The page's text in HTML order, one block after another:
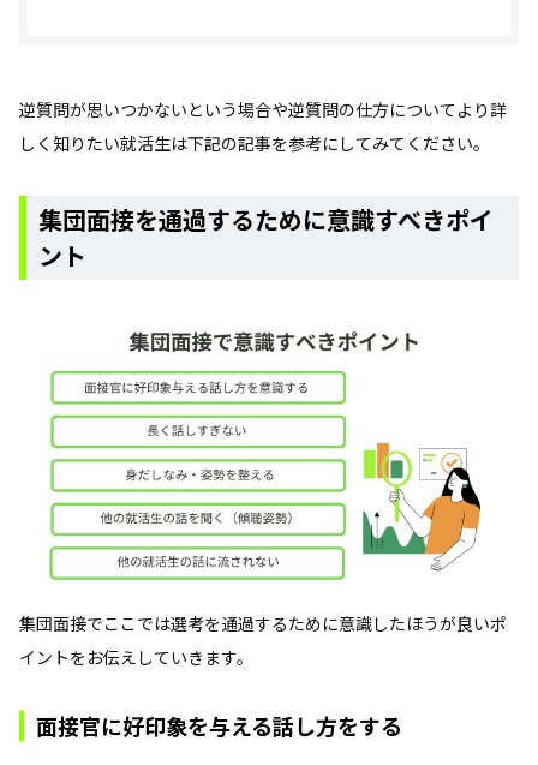
逆質問が思いつかないという場合や逆質問の仕方についてより詳
しく知りたい就活生は下記の記事を参考にしてみてください。
集団面接を通過するために意識すべきポイ
ント
集団面接でここでは選考を通過するために意識したほうが良いポ
イントをお伝えしていきます。
面接官に好印象を与える話し方をする